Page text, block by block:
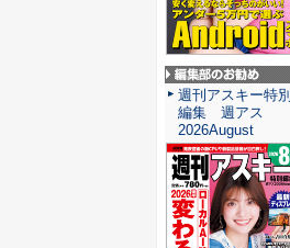
編集部のお勧め
週刊アスキー特別
編集 週アス
2026August